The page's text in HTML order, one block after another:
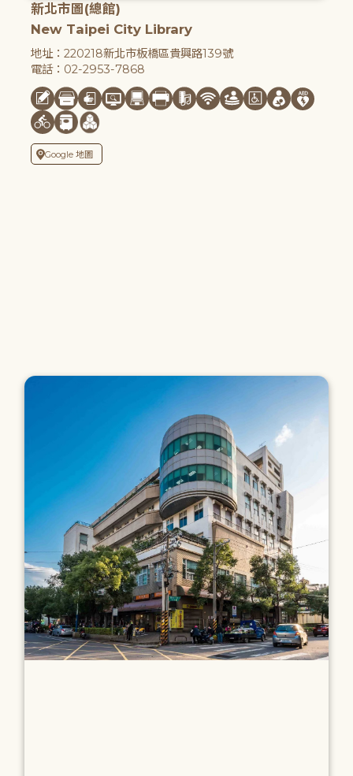
新北市圖(總館)
New Taipei City Library
地址：220218新北市板橋區貴興路139號
電話：02-2953-7868
Google 地圖